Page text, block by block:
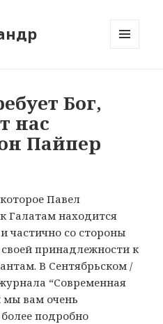
Бог,
нас
Пайпер
Павел
Галатам находится
частично со стороны
своей принадлежности к
В Сентябрьском /
“Современная
мы вам очень
подробно